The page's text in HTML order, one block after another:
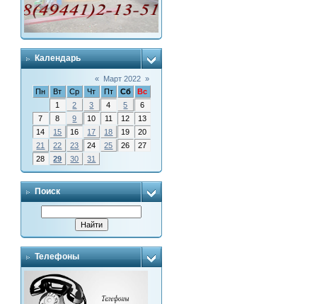
Календарь
« Март 2022 »
Пн
Вт Ср Чт Пт Сб
Вс
1
2 3 4 5
6
7
8 9 10 11 12
13
14
15 16 17 18 19
20
21
22 23 24 25 26
27
28
29 30 31
Поиск
Телефоны